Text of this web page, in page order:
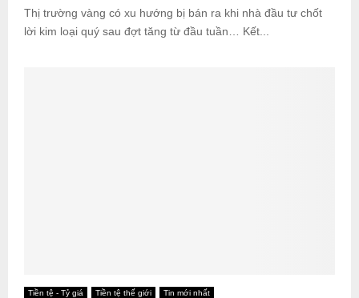
Thị trường vàng có xu hướng bị bán ra khi nhà đầu tư chốt
lời kim loại quý sau đợt tăng từ đầu tuần… Kết...
Tiền tệ - Tỷ giá Tiền tệ thế giới Tin mới nhất